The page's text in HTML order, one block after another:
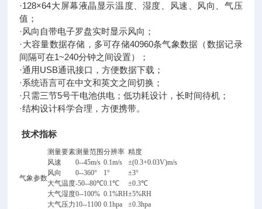
·128×64大屏幕液晶显示温度、湿度、风速、风向、气压
值；
·风向自带电子罗盘实时显示风向；
·大容量数据存储，多可存储40960条气象数据（数据记录
间隔可在1~240分钟之间设置）；
·通用USB通讯接口，方便数据下载；
·系统语言可在中文和英文之间切换；
·只需三节5号干电池供电；低功耗设计，长时间待机；
·结构设计科学合理，方便携带。
技术指标
气象参数
测量要素测量范围分辨率 精度
风速
0--45m/s 0.1m/s
±(0.3+0.03V)m/s
风向
0--360° 1°
±3°
大气温度-50--80℃0.1℃
±0.3℃
大气湿度0--100% 0.1%RH±5%RH
大气压力10--1100 0.1hpa
±0.3hpa